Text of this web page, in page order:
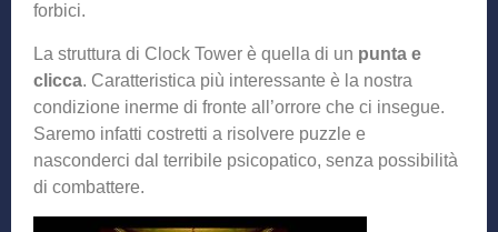
forbici.
La struttura di Clock Tower è quella di un punta e
clicca. Caratteristica più interessante è la nostra
condizione inerme di fronte all’orrore che ci insegue.
Saremo infatti costretti a risolvere puzzle e
nasconderci dal terribile psicopatico, senza possibilità
di combattere.